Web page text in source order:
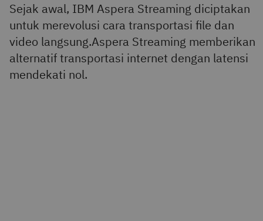
Sejak awal, IBM Aspera Streaming diciptakan
untuk merevolusi cara transportasi file dan
video langsung.Aspera Streaming memberikan
alternatif transportasi internet dengan latensi
mendekati nol.